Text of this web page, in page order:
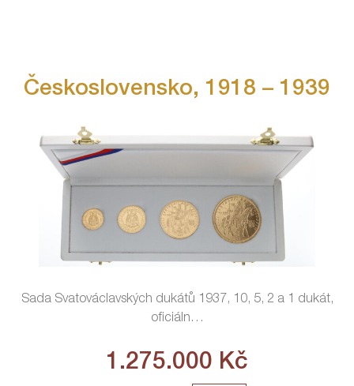
Československo, 1918 – 1939
Sada Svatováclavských dukátů 1937, 10, 5, 2 a 1 dukát,
oficiáln…
1.275.000 Kč